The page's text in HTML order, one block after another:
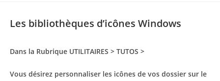
Les bibliothèques d’icônes Windows
Dans la Rubrique UTILITAIRES > TUTOS >
Vous désirez personnaliser les icônes de vos dossier sur le